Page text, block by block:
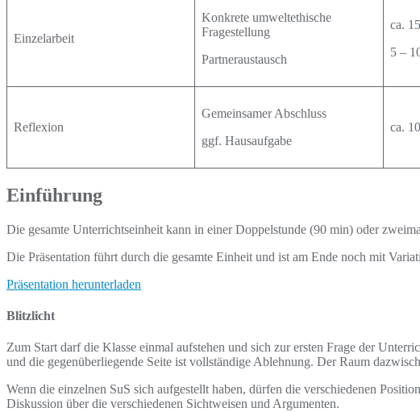
Einzelarbeit
Konkrete umweltethische
Fragestellung
Partneraustausch
ca.
5 –
Reflexion
Gemeinsamer Abschluss
ggf. Hausaufgabe
ca.
Einführung
Die gesamte Unterrichtseinheit kann in einer Doppelstunde (90 min) oder
Die Präsentation führt durch die gesamte Einheit und ist am Ende noch mit
Präsentation herunterladen
Blitzlicht
Zum Start darf die Klasse einmal aufstehen und sich zur ersten Frage der
und die gegenüberliegende Seite ist vollständige Ablehnung. Der Raum
Wenn die einzelnen SuS sich aufgestellt haben, dürfen die verschiedenen
Diskussion über die verschiedenen Sichtweisen und Argumenten.